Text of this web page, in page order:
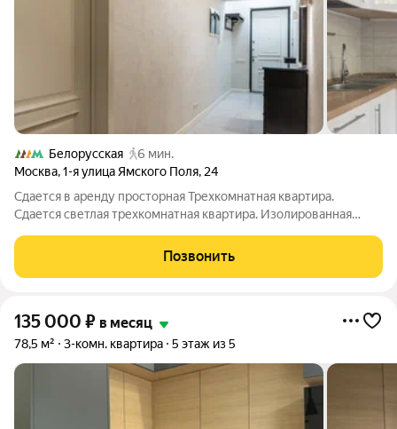
Белорусская
6 мин.
Москва,1-я улица Ямского Поля, 24
Сдается в аренду просторная Трехкомнатная квартира.
Сдается светлая трехкомнатная квартира. Изолированная
ванная комната. В квартире есть вся необходимая мебель для
комфортного
Позвонить
135 000 ₽ в месяц
78,5 м² 3-комн. квартира 5 этаж из 5